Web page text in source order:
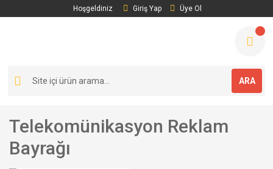
Hoşgeldiniz Giriş Yap Üye Ol
ARA
Telekomünikasyon Reklam
Bayrağı